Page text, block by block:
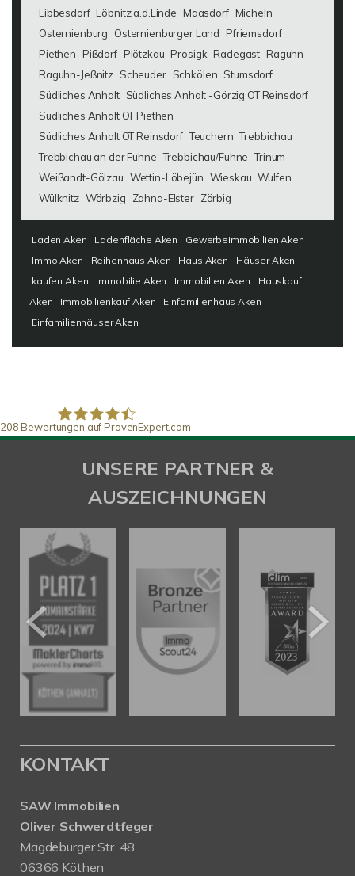
Libbesdorf Löbnitz a.d.Linde Maasdorf Micheln
Osternienburg
Osternienburger Land
Pfriemsdorf
Piethen
Pißdorf Plötzkau Prosigk Radegast Raguhn
Raguhn-Jeßnitz Scheuder Schkölen Stumsdorf
Südliches Anhalt Südliches Anhalt -Görzig OT Reinsdorf
Südliches Anhalt OT Piethen
Südliches Anhalt OT Reinsdorf Teuchern Trebbichau
Trebbichau an der Fuhne Trebbichau/Fuhne Trinum
Weißandt-Gölzau Wettin-Löbejün Wieskau Wulfen
Wülknitz Wörbzig Zahna-Elster Zörbig
Laden Aken Ladenfläche Aken
Gewerbeimmobilien Aken
Immo Aken
Reihenhaus Aken Haus Aken
Häuser Aken
kaufen Aken
Immobilie Aken Immobilien Aken
Hauskauf
Aken
Immobilienkauf Aken
Einfamilienhaus Aken
Einfamilienhäuser Aken
SAW Immobilien
208 Bewertungen auf ProvenExpert.com
UNSERE PARTNER &
AUSZEICHNUNGEN
KONTAKT
SAW Immobilien
Oliver Schwerdtfeger
Magdeburger Str. 48
06366 Köthen